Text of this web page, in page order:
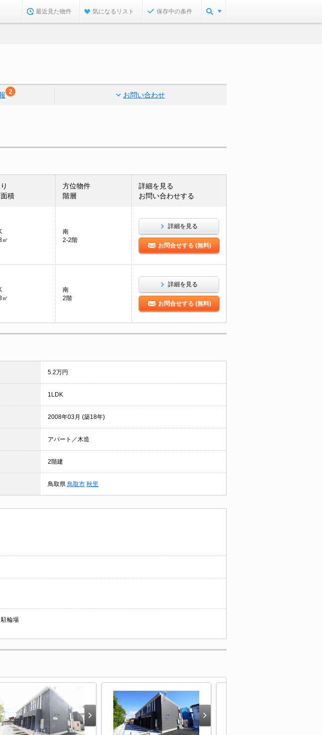
最近見た物件 気になるリスト 保存中の条件
2 お問い合わせ
積
方位物件
階層
詳細を見る
お問い合わせする
㎡
南
2-2階
詳細を見る
お問合せする (無料)
㎡
南
2階
詳細を見る
お問合せする (無料)
5.2万円
1LDK
2008年03月 (築18年)
アパート／木造
2階建
鳥取県 鳥取市 秋里
駐輪場